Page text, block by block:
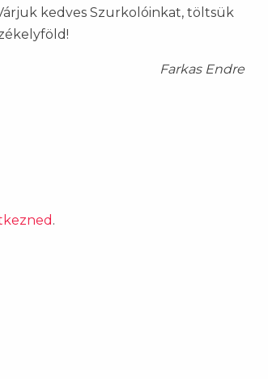
kedves Szurkolóinkat, töltsük
Farkas Endre
.